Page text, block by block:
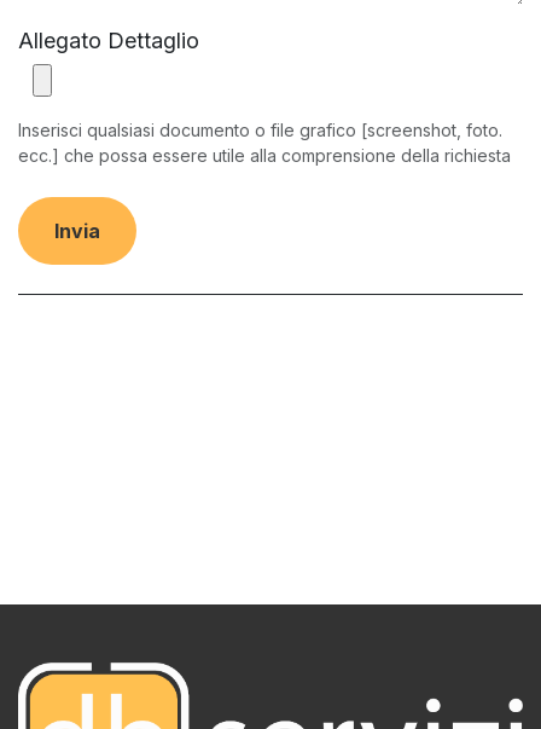
Allegato Dettaglio
Inserisci qualsiasi documento o file grafico [screenshot, foto.
ecc.] che possa essere utile alla comprensione della richiesta
Invia